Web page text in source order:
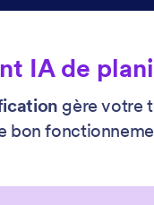
IA de
gère votre
bon